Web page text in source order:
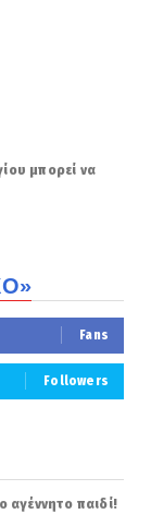
μπορεί να
Fans
Followers
αγέννητο παιδί!